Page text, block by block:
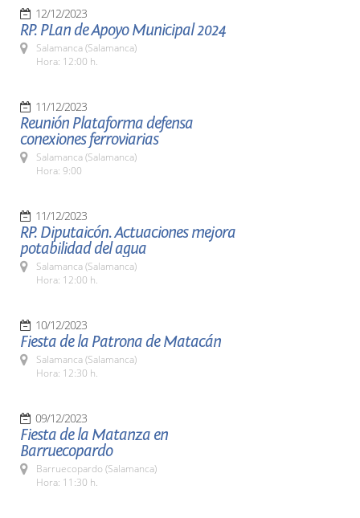
12/12/2023
RP. PLan de Apoyo Municipal 2024
Salamanca (Salamanca)
Hora: 12:00 h.
11/12/2023
Reunión Plataforma defensa
conexiones ferroviarias
Salamanca (Salamanca)
Hora: 9:00
11/12/2023
RP. Diputaicón. Actuaciones mejora
potabilidad del agua
Salamanca (Salamanca)
Hora: 12:00 h.
10/12/2023
Fiesta de la Patrona de Matacán
Salamanca (Salamanca)
Hora: 12:30 h.
09/12/2023
Fiesta de la Matanza en
Barruecopardo
Barruecopardo (Salamanca)
Hora: 11:30 h.